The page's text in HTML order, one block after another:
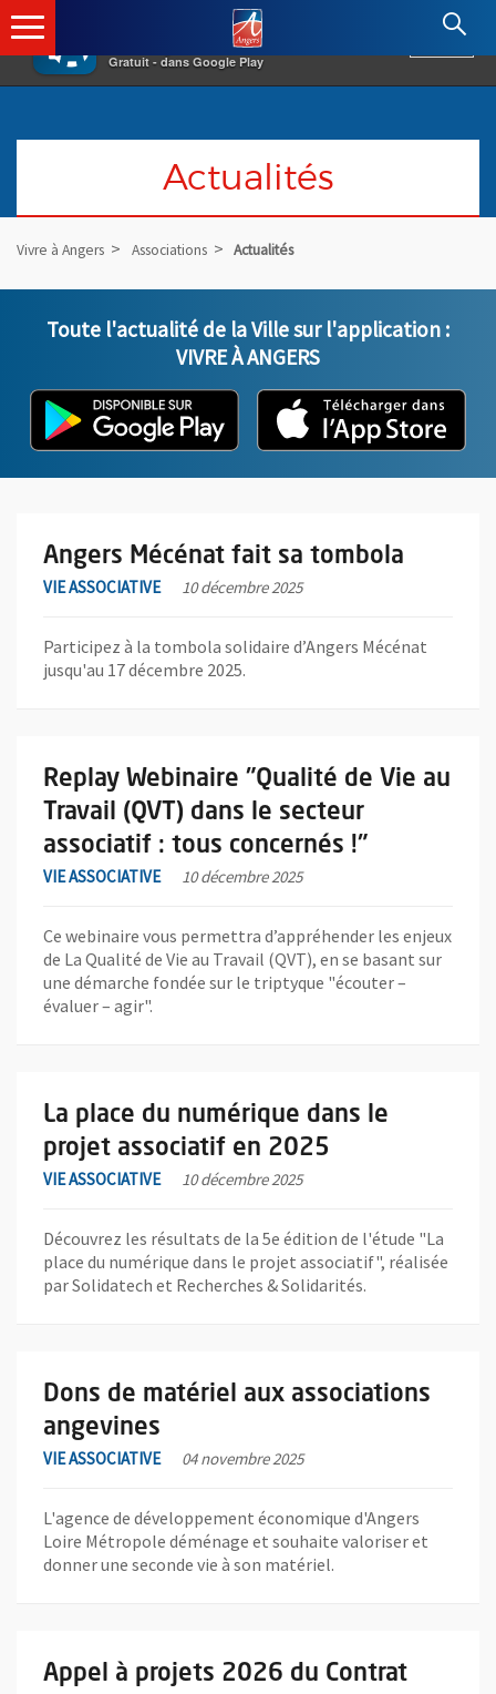
×
Gratuit - dans Google Play
Angers.fr : Retour à l'accueil
Actualités
Vivre à Angers Associations Actualités
Toute l'actualité de la Ville sur l'application :
VIVRE À ANGERS
L'application "Vivre à Angers" -
, Ouvre une nouvelle fenêtre ,
Angers Mécénat fait sa tombola
VIE ASSOCIATIVE 10 décembre 2025
Participez à la tombola solidaire d’Angers Mécénat
jusqu'au 17 décembre 2025.
Replay Webinaire "Qualité de Vie au
Travail (QVT) dans le secteur
associatif : tous concernés !"
VIE ASSOCIATIVE 10 décembre 2025
Ce webinaire vous permettra d’appréhender les enjeux
de La Qualité de Vie au Travail (QVT), en se basant sur
une démarche fondée sur le triptyque "écouter –
évaluer – agir".
La place du numérique dans le
projet associatif en 2025
VIE ASSOCIATIVE 10 décembre 2025
Découvrez les résultats de la 5e édition de l'étude "La
place du numérique dans le projet associatif", réalisée
par Solidatech et Recherches & Solidarités.
Dons de matériel aux associations
angevines
VIE ASSOCIATIVE 04 novembre 2025
L'agence de développement économique d'Angers
Loire Métropole déménage et souhaite valoriser et
donner une seconde vie à son matériel.
Appel à projets 2026 du Contrat